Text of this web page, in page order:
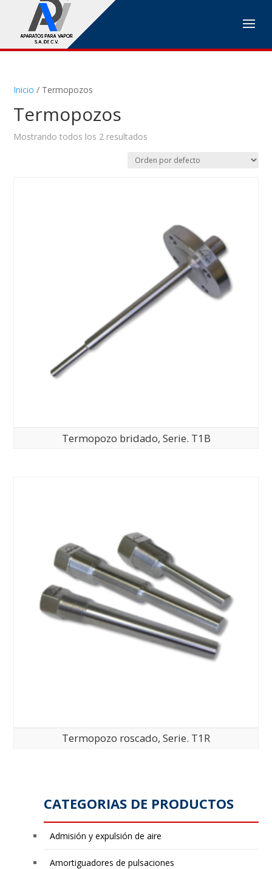
Inicio / Termopozos
Termopozos
Mostrando todos los 2 resultados
Termopozo bridado, Serie. T1B
Termopozo roscado, Serie. T1R
CATEGORIAS DE PRODUCTOS
Admisión y expulsión de aire
Amortiguadores de pulsaciones